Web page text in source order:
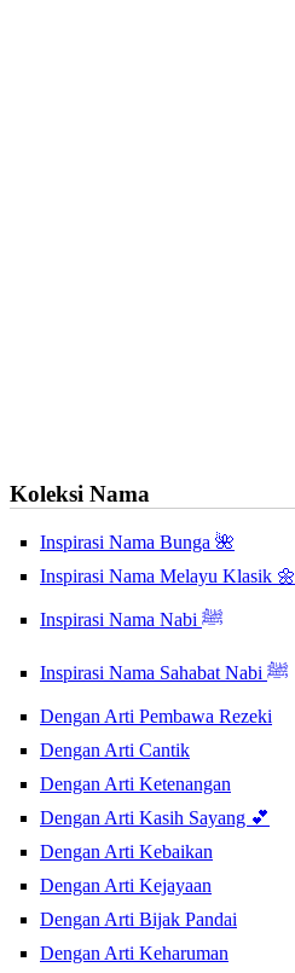
Koleksi Nama
Inspirasi Nama Bunga 🌺
Inspirasi Nama Melayu Klasik 🌼
Inspirasi Nama Nabi ﷺ
Inspirasi Nama Sahabat Nabi ﷺ
Dengan Arti Pembawa Rezeki
Dengan Arti Cantik
Dengan Arti Ketenangan
Dengan Arti Kasih Sayang 💕
Dengan Arti Kebaikan
Dengan Arti Kejayaan
Dengan Arti Bijak Pandai
Dengan Arti Keharuman